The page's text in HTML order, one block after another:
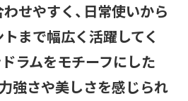
せやすく、日常使いから
まで幅広く活躍してく
ラムをモチーフにした
強さや美しさを感じられ